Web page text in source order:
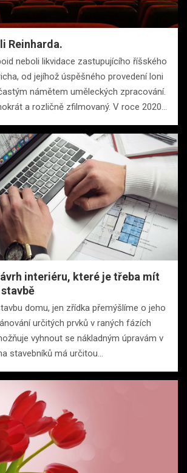
Reinharda.
neboli likvidace zastupujícího říšského
od jejíhož úspěšného provedení loni
námětem uměleckých zpracování.
a rozličně zfilmovaný. V roce 2020…
interiéru, které je třeba mít
domu, jen zřídka přemýšlíme o jeho
určitých prvků v raných fázích
vyhnout se nákladným úpravám v
stavebníků má určitou…